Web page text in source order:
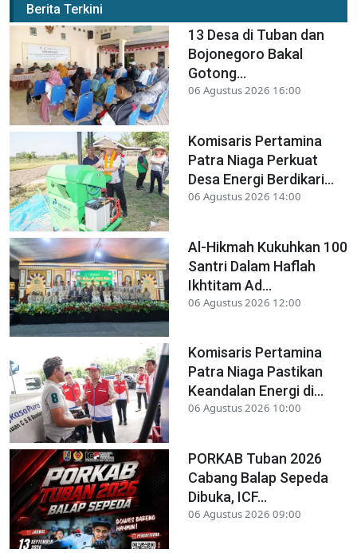
Berita Terkini
13 Desa di Tuban dan
Bojonegoro Bakal
Gotong...
06 Agustus 2026 16:00
Komisaris Pertamina
Patra Niaga Perkuat
Desa Energi Berdikari...
06 Agustus 2026 14:00
Al-Hikmah Kukuhkan 100
Santri Dalam Haflah
Ikhtitam Ad...
06 Agustus 2026 12:00
Komisaris Pertamina
Patra Niaga Pastikan
Keandalan Energi di...
06 Agustus 2026 10:00
PORKAB Tuban 2026
Cabang Balap Sepeda
Dibuka, ICF...
06 Agustus 2026 09:00